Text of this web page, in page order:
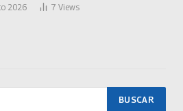
2026 7 Views